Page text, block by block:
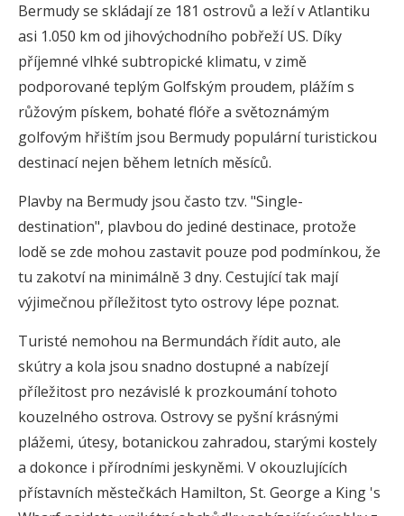
Bermudy se skládají ze 181 ostrovů a leží v Atlantiku
asi 1.050 km od jihovýchodního pobřeží US. Díky
příjemné vlhké subtropické klimatu, v zimě
podporované teplým Golfským proudem, plážím s
růžovým pískem, bohaté flóře a světoznámým
golfovým hřištím jsou Bermudy populární turistickou
destinací nejen během letních měsíců.
Plavby na Bermudy jsou často tzv. "Single-
destination", plavbou do jediné destinace, protože
lodě se zde mohou zastavit pouze pod podmínkou, že
tu zakotví na minimálně 3 dny. Cestující tak mají
výjimečnou příležitost tyto ostrovy lépe poznat.
Turisté nemohou na Bermundách řídit auto, ale
skútry a kola jsou snadno dostupné a nabízejí
příležitost pro nezávislé k prozkoumání tohoto
kouzelného ostrova. Ostrovy se pyšní krásnými
plážemi, útesy, botanickou zahradou, starými kostely
a dokonce i přírodními jeskyněmi. V okouzlujících
přístavních městečkách Hamilton, St. George a King 's